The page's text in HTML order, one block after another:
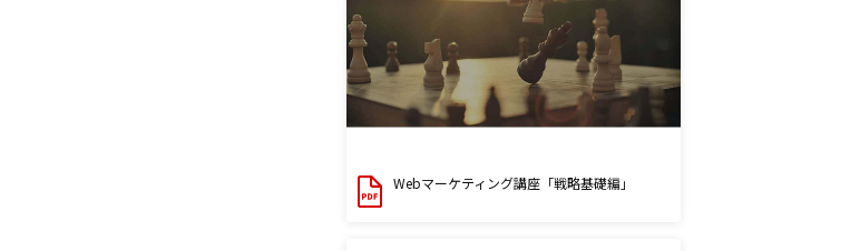
Webマーケティング講座「戦略基礎編」